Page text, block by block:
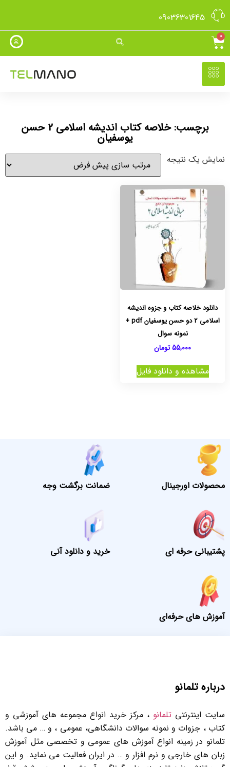
09036301645
0
برچسب: خلاصه کتاب اندیشه اسلامی 2 حسن
یوسفیان
نمایش یک نتیجه
دانلود خلاصه کتاب و جزوه اندیشه
اسلامی 2 دو حسن یوسفیان pdf +
نمونه سوال
55,000تومان
مشاهده و دانلود فایل
محصولات اورجینال ضمانت برگشت وجه
پشتیبانی حرفه ای خرید و دانلود آنی
آموزش های حرفه‌ای
درباره تلمانو
سایت اینترنتی تلمانو ، مرکز خرید انواع مجموعه های آموزشی و
کتاب ، جزوات و نمونه سوالات دانشگاهی، عمومی ، و … می باشد.
تلمانو در زمینه انواع آموزش های عمومی و تخصصی مثل آموزش
زبان های خارجی و نرم افزار و … در ایران فعالیت می نماید. و این